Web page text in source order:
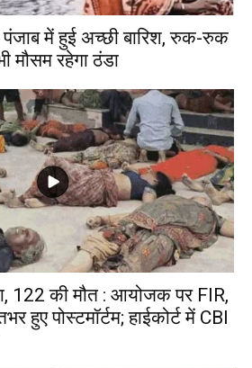
पंजाब में हुई अच्छी बारिश, रुक-रुक
मौसम रहेगा ठंडा
122 की मौत : आयोजक पर FIR,
हुए पोस्टमॉर्टम; हाईकोर्ट में CBI